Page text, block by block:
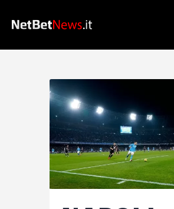
Home
News
Calcio
Basket
Tennis